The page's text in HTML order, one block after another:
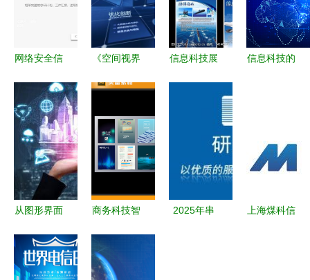
网络安全信
云服务ppt
模板
《空间视界
迭代”特性
与技术叙
事》
信息科技展
的完美融合
信息科技的
从图形界面
信息科技如
何重塑现代
商务科技智
产品画册封
面海报-版
2025年串
上海煤科信